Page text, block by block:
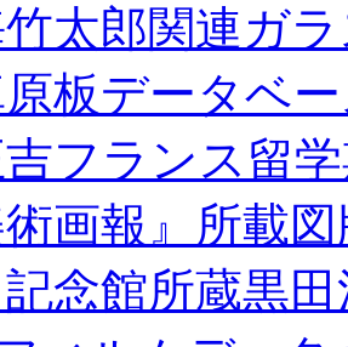
太郎関連ガ
板データベ
フランス留
術画報』所載
念館所蔵黒